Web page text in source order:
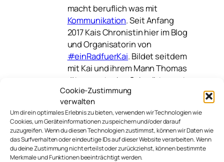
Cookie-Zustimmung
verwalten
Um dir ein optimales Erlebnis zu bieten, verwenden wir Technologien wie
Cookies, um Geräteinformationen zu speichern und/oder darauf
zuzugreifen. Wenn du diesen Technologien zustimmst, können wir Daten wie
das Surfverhalten oder eindeutige IDs auf dieser Website verarbeiten. Wenn
du deine Zustimmung nicht erteilst oder zurückziehst, können bestimmte
Merkmale und Funktionen beeinträchtigt werden.
macht beruflich was mit
Kommunikation. Seit Anfang
2017 Kais Chronistin hier im Blog
und Organisatorin von
#einRadfuerKai. Bildet seitdem
mit Kai und ihrem Mann Thomas
#teamsutsche. Schreibt sonst
nochauf verschiedenen
anderen Blogs